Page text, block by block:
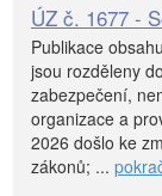
ÚZ č. 1677 -
Publikace
jsou rozděleny
zabezpečení,
organizace a
2026 došlo ke
zákonů; ...